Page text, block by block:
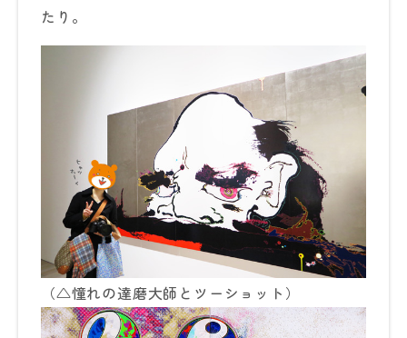
たり。
（△憧れの達磨大師とツーショット）